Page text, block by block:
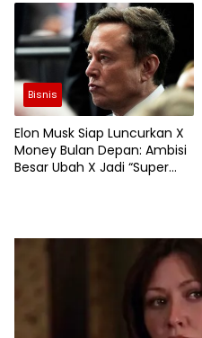
Mudah
Bisnis
Elon Musk Siap Luncurkan X
Money Bulan Depan: Ambisi
Besar Ubah X Jadi “Super